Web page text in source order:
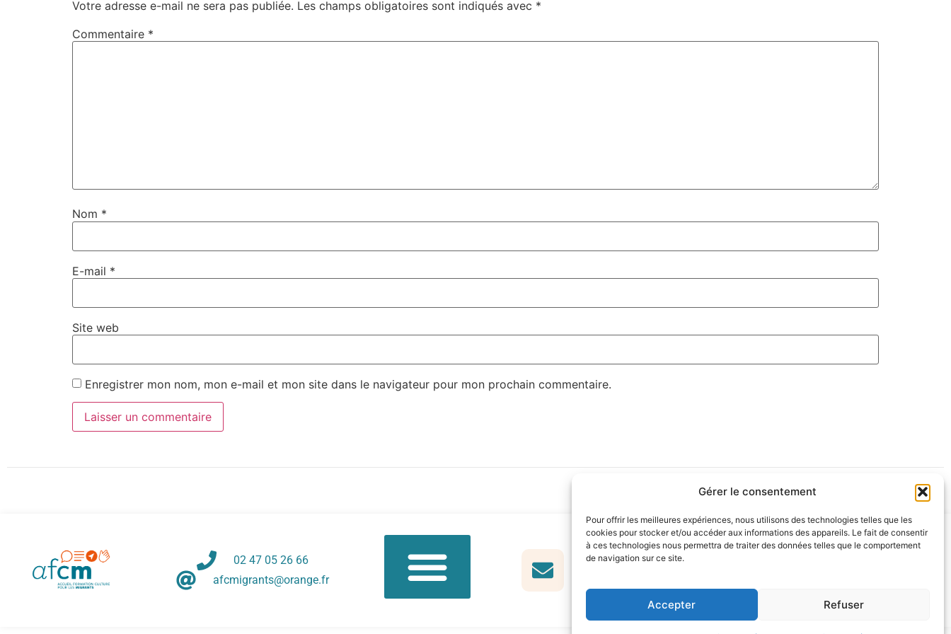
Gérer le consentement
Pour offrir les meilleures expériences, nous utilisons des technologies telles que les
cookies pour stocker et/ou accéder aux informations des appareils. Le fait de consentir
à ces technologies nous permettra de traiter des données telles que le comportement
de navigation sur ce site.
Accepter Refuser
Votre adresse e-mail ne sera pas publiée. Les champs obligatoires sont indiqués avec *
Commentaire *
Nom *
E-mail *
Site web
Enregistrer mon nom, mon e-mail et mon site dans le navigateur pour mon prochain commentaire.
02 47 05 26 66
afcmigrants@orange.fr